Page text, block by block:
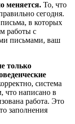
меняется. То, что
сегодня.
в которых
работы с
письмами, ваш
только
система
что написано в
работа. Это
заполнения